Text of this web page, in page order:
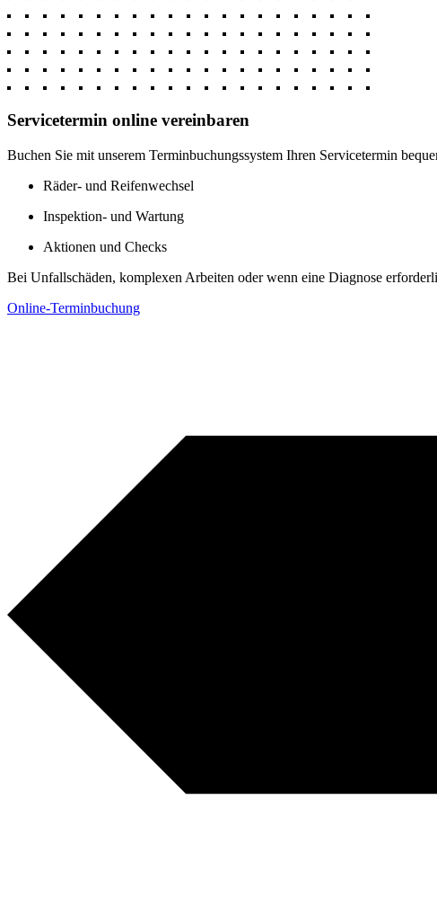
Servicetermin online vereinbaren
Buchen Sie mit unserem Terminbuchungssystem Ihren Servicetermin
Räder- und Reifenwechsel
Inspektion- und Wartung
Aktionen und Checks
Bei Unfallschäden, komplexen Arbeiten oder wenn eine Diagnose
Online-Terminbuchung